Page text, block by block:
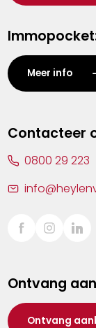
Herentals
Kalmthout
Leuven
Lier
Sint-Truiden
Waasland
Wuustwezel
Meer info
Contacteer
0800 29 223
Ontvang
Ontvang